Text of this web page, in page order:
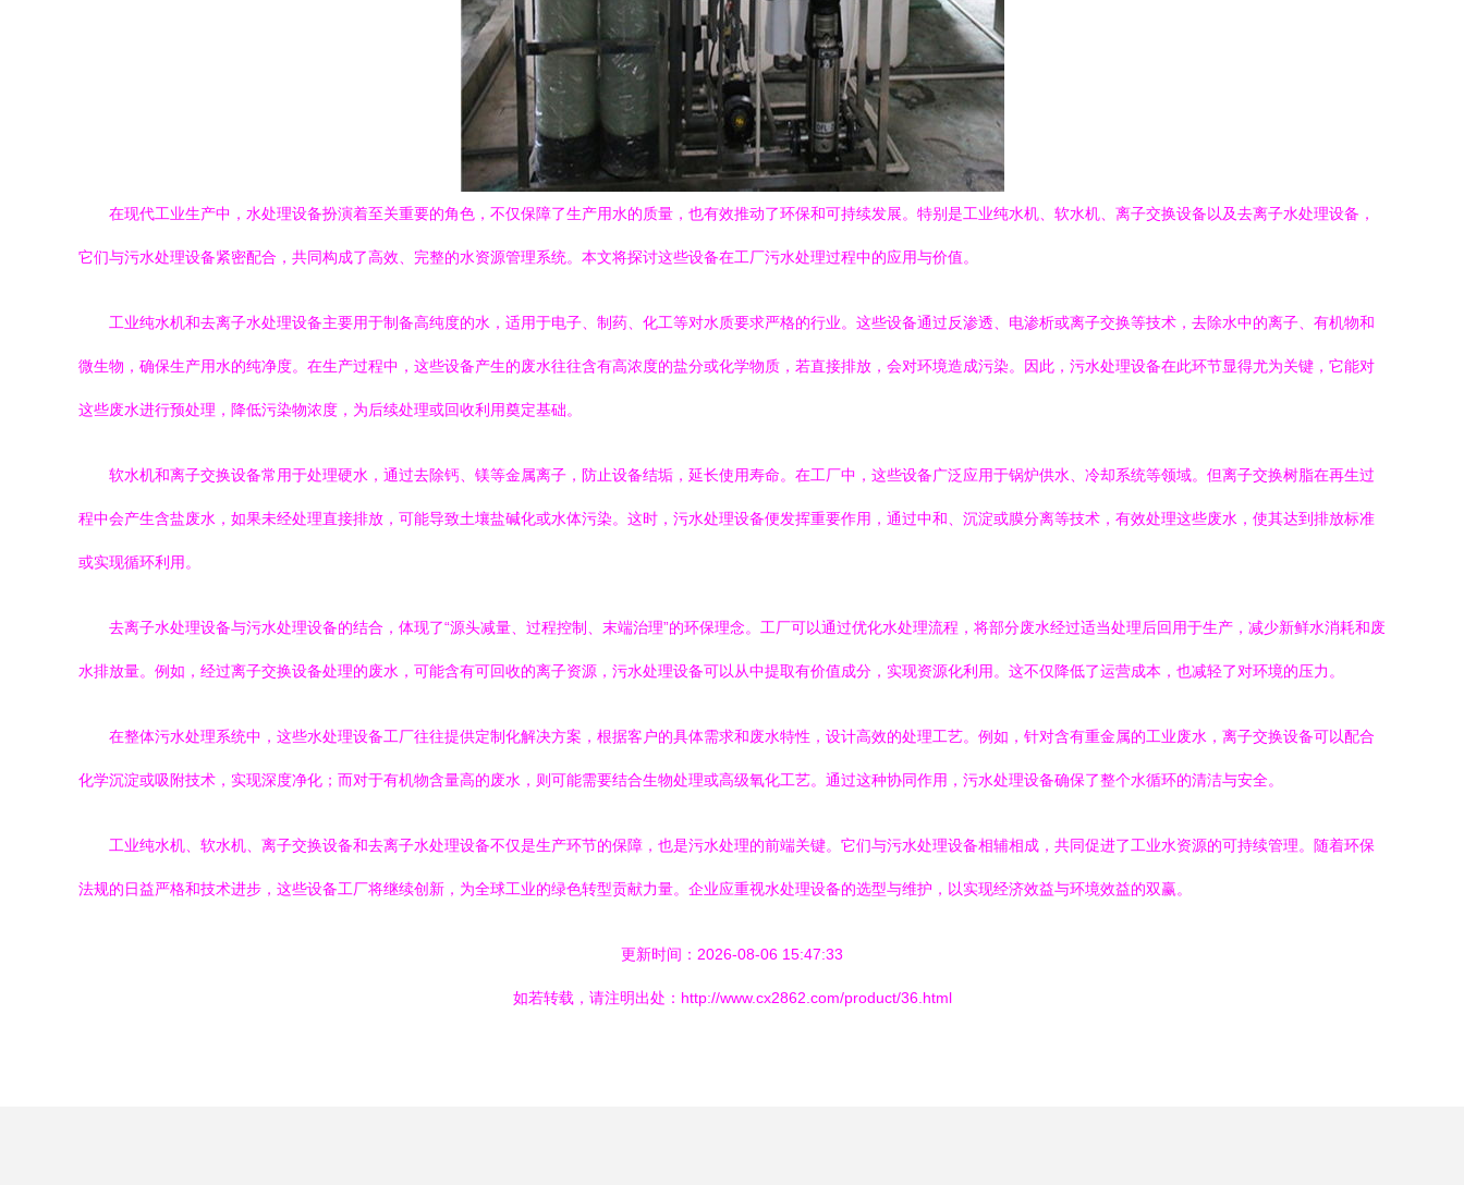
在现代工业生产中，水处理设备扮演着至关重要的角色，不仅保障了生产用水的质量，也有效推动了环保和可持续发展。特别是工业纯水机、软水机、离子交换设备以及去离子水处理设备，
它们与污水处理设备紧密配合，共同构成了高效、完整的水资源管理系统。本文将探讨这些设备在工厂污水处理过程中的应用与价值。
工业纯水机和去离子水处理设备主要用于制备高纯度的水，适用于电子、制药、化工等对水质要求严格的行业。这些设备通过反渗透、电渗析或离子交换等技术，去除水中的离子、有机物和
微生物，确保生产用水的纯净度。在生产过程中，这些设备产生的废水往往含有高浓度的盐分或化学物质，若直接排放，会对环境造成污染。因此，污水处理设备在此环节显得尤为关键，它能对
这些废水进行预处理，降低污染物浓度，为后续处理或回收利用奠定基础。
软水机和离子交换设备常用于处理硬水，通过去除钙、镁等金属离子，防止设备结垢，延长使用寿命。在工厂中，这些设备广泛应用于锅炉供水、冷却系统等领域。但离子交换树脂在再生过
程中会产生含盐废水，如果未经处理直接排放，可能导致土壤盐碱化或水体污染。这时，污水处理设备便发挥重要作用，通过中和、沉淀或膜分离等技术，有效处理这些废水，使其达到排放标准
或实现循环利用。
去离子水处理设备与污水处理设备的结合，体现了“源头减量、过程控制、末端治理”的环保理念。工厂可以通过优化水处理流程，将部分废水经过适当处理后回用于生产，减少新鲜水消耗和废
水排放量。例如，经过离子交换设备处理的废水，可能含有可回收的离子资源，污水处理设备可以从中提取有价值成分，实现资源化利用。这不仅降低了运营成本，也减轻了对环境的压力。
在整体污水处理系统中，这些水处理设备工厂往往提供定制化解决方案，根据客户的具体需求和废水特性，设计高效的处理工艺。例如，针对含有重金属的工业废水，离子交换设备可以配合
化学沉淀或吸附技术，实现深度净化；而对于有机物含量高的废水，则可能需要结合生物处理或高级氧化工艺。通过这种协同作用，污水处理设备确保了整个水循环的清洁与安全。
工业纯水机、软水机、离子交换设备和去离子水处理设备不仅是生产环节的保障，也是污水处理的前端关键。它们与污水处理设备相辅相成，共同促进了工业水资源的可持续管理。随着环保
法规的日益严格和技术进步，这些设备工厂将继续创新，为全球工业的绿色转型贡献力量。企业应重视水处理设备的选型与维护，以实现经济效益与环境效益的双赢。
更新时间：2026-08-06 15:47:33
如若转载，请注明出处：http://www.cx2862.com/product/36.html